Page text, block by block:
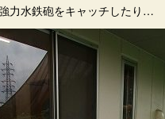
力水鉄砲をキャッチしたり…